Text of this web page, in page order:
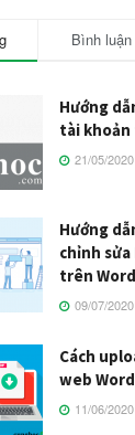
Bình luận
Hướng
tài khoản
21/05/2020
Hướng
chỉnh
trên
09/07/2020
Cách
web
11/06/2020